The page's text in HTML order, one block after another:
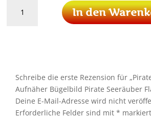
Patch
Flag
Schiff
Ship
Menge
In den
Schreibe die erste Rezension für
Aufnäher Bügelbild Pirate Seeräuber
Deine E-Mail-Adresse wird nicht
Erforderliche Felder sind mit* markiert